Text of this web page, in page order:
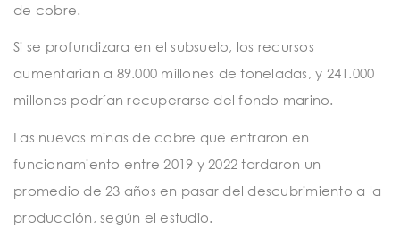
de cobre.
Si se profundizara en el subsuelo, los recursos
aumentarían a 89.000 millones de toneladas, y 241.000
millones podrían recuperarse del fondo marino.
Las nuevas minas de cobre que entraron en
funcionamiento entre 2019 y 2022 tardaron un
promedio de 23 años en pasar del descubrimiento a la
producción, según el estudio.